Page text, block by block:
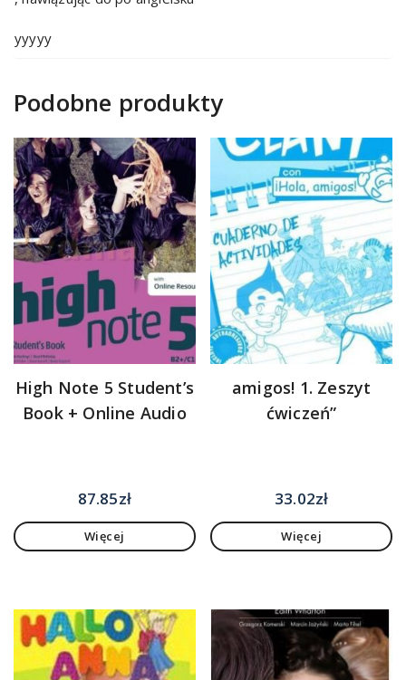
yyyyy
Podobne produkty
High Note 5 Student’s
Book + Online Audio
87.85zł
Więcej
amigos! 1. Zeszyt
ćwiczeń”
33.02zł
Więcej